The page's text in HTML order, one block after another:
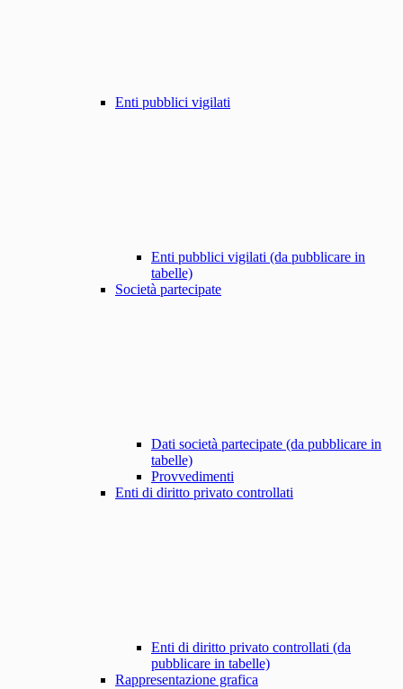
Enti pubblici vigilati
Enti pubblici vigilati (da pubblicare in
tabelle)
Società partecipate
Dati società partecipate (da pubblicare in
tabelle)
Provvedimenti
Enti di diritto privato controllati
Enti di diritto privato controllati (da
pubblicare in tabelle)
Rappresentazione grafica